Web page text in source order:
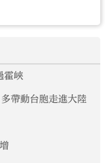
霍峽
帶動台胞走進大陸